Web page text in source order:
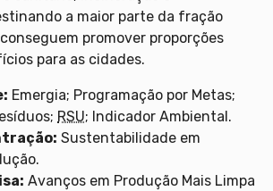
a maior parte da fração
conseguem promover proporções
para as cidades.
Emergia; Programação por Metas;
RSU; Indicador Ambiental.
Sustentabilidade em
Avanços em Produção Mais Limpa